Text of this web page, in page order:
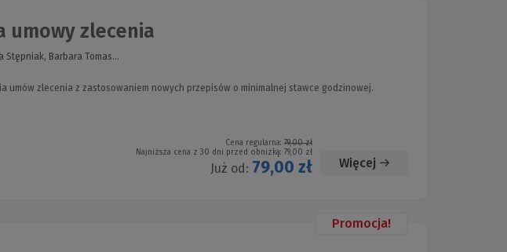
umowy zlecenia
Stępniak, Barbara Tomas...
umów zlecenia z zastosowaniem nowych przepisów o minimalnej stawce godzinowej.
Cena regularna: 79,00 zł
Najniższa cena z 30 dni przed obniżką: 79,00 zł
Już od: 79,00 zł Więcej
Promocja!